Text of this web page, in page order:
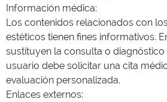
Información médica:
Los contenidos relacionados con
estéticos tienen fines informativos.
sustituyen la consulta o diagnóstico
usuario debe solicitar una cita
evaluación personalizada.
Enlaces externos: